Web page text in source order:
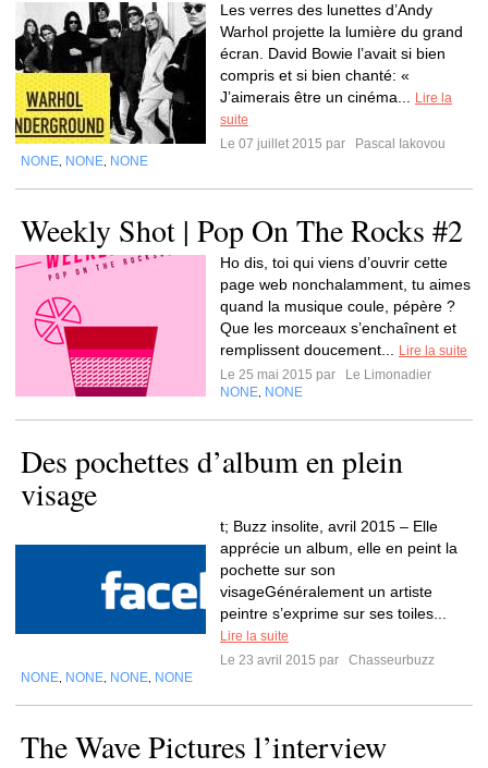
Les verres des lunettes d’Andy
Warhol projette la lumière du grand
écran. David Bowie l’avait si bien
compris et si bien chanté: «
J’aimerais être un cinéma...
Lire la
suite
Le 07 juillet 2015 par
Pascal Iakovou
NONE NONE NONE
Weekly Shot | Pop On The Rocks #2
Ho dis, toi qui viens d’ouvrir cette
page web nonchalamment, tu aimes
quand la musique coule, pépère ?
Que les morceaux s’enchaînent et
remplissent doucement...
Lire la suite
Le 25 mai 2015 par
Le Limonadier
NONE NONE
Des pochettes d’album en plein
visage
t; Buzz insolite, avril 2015 – Elle
apprécie un album, elle en peint la
pochette sur son
visageGénéralement un artiste
peintre s’exprime sur ses toiles...
Lire la suite
Le 23 avril 2015 par
Chasseurbuzz
NONE NONE NONE NONE
The Wave Pictures l’interview